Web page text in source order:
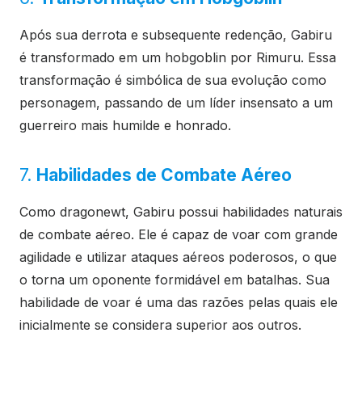
Após sua derrota e subsequente redenção, Gabiru
é transformado em um hobgoblin por Rimuru. Essa
transformação é simbólica de sua evolução como
personagem, passando de um líder insensato a um
guerreiro mais humilde e honrado.
7. Habilidades de Combate Aéreo
Como dragonewt, Gabiru possui habilidades naturais
de combate aéreo. Ele é capaz de voar com grande
agilidade e utilizar ataques aéreos poderosos, o que
o torna um oponente formidável em batalhas. Sua
habilidade de voar é uma das razões pelas quais ele
inicialmente se considera superior aos outros.